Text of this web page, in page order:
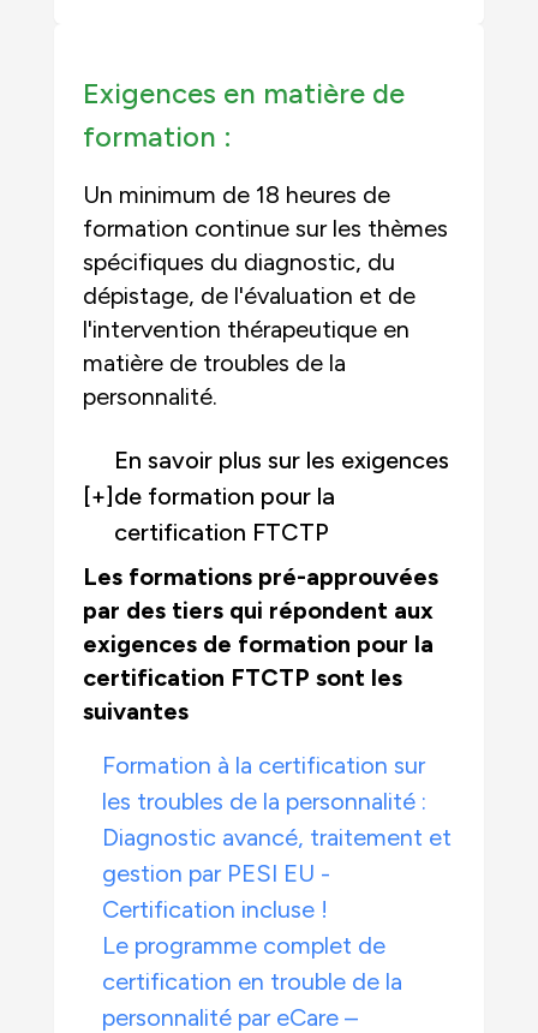
Exigences en matière de
formation :
Un minimum de 18 heures de
formation continue sur les thèmes
spécifiques du diagnostic, du
dépistage, de l'évaluation et de
l'intervention thérapeutique en
matière de troubles de la
personnalité.
[+]
En savoir plus sur les exigences
de formation pour la
certification FTCTP
Les formations pré-approuvées
par des tiers qui répondent aux
exigences de formation pour la
certification FTCTP sont les
suivantes
Formation à la certification sur
les troubles de la personnalité :
Diagnostic avancé, traitement et
gestion par PESI EU -
Certification incluse !
Le programme complet de
certification en trouble de la
personnalité par eCare –